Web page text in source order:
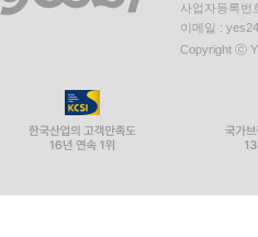
사업자등록
이메일 :
Copyright ⓒ